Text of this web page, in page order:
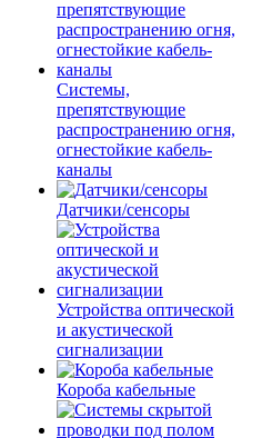
Системы,
препятствующие
распространению огня,
огнестойкие кабель-
каналы
Датчики/сенсоры
Устройства оптической
и акустической
сигнализации
Короба кабельные